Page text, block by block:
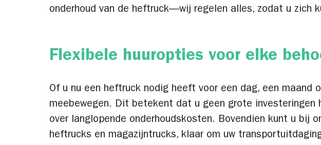
onderhoud van de heftruck—wij regelen alles, zodat u zich
Flexibele huuropties voor elke
Of u nu een heftruck nodig heeft voor een dag, een
meebewegen. Dit betekent dat u geen grote
over langlopende onderhoudskosten. Bovendien kunt u bij
heftrucks en magazijntrucks, klaar om uw